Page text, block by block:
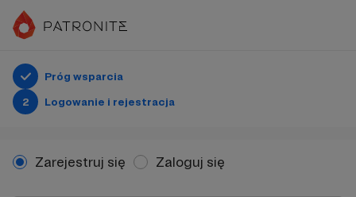
Próg wsparcia
2
Logowanie i rejestracja
Zarejestruj się Zaloguj się